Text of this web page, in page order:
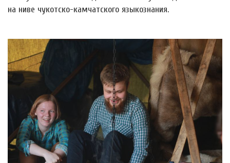
на ниве чукотско-камчатского языкознания.